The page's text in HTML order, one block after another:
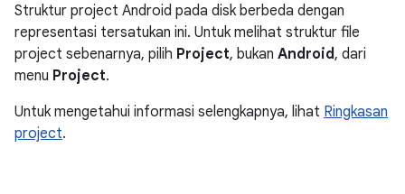
Struktur project Android pada disk berbeda dengan
representasi tersatukan ini. Untuk melihat struktur file
project sebenarnya, pilih Project, bukan Android , dari
menu Project.
Untuk mengetahui informasi selengkapnya, lihat Ringkasan
project.